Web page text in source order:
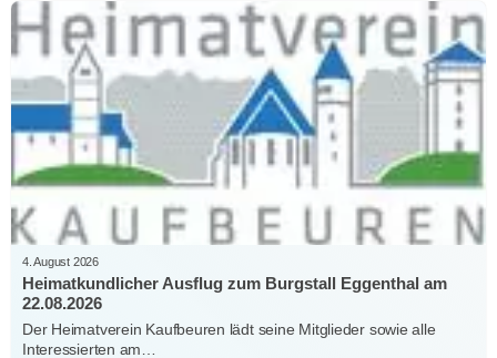
4. August 2026
Heimatkundlicher Ausflug zum Burgstall Eggenthal am
22.08.2026
Der Heimatverein Kaufbeuren lädt seine Mitglieder sowie alle
Interessierten am…